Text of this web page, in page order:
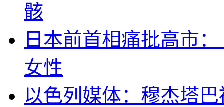
骸
日本前首相痛批高市
女性
以色列媒体：穆杰塔